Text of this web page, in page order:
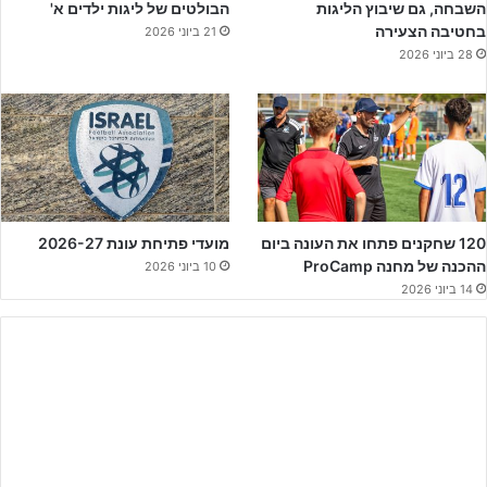
הקבוצה אורי אמיר, האחרון הוציא כדור רוחב ל איתמר שנבל שבגליץ
שלח את הכדור לרשת – 1:0 מוקדם לאורחים מראשון מערב.
קבוצתו שלניר זריפיאןהמשיכה להציג יכולת טובה ובעשר הדקות
האחרונות של משחק העונה,אלרואי זיומגנה הימני של ראשון לציון נגח
כדור קרן הישר לרשת וקבע את תוצאת המשחק -2:0 לאורחים שמנחילים
לבת ים הפסד בכורה בליגה וחולפים על פניהם הישר למקום הראשון
בטבלה.
השבחה, גם שיבוץ הליגות
בחטיבה הצעירה
28 ביוני 2026
הבולטים של ליגות ילדים א'
21 ביוני 2026
120 שחקנים פתחו את העונה ביום
ההכנה של מחנה ProCamp
14 ביוני 2026
מועדי פתיחת עונת 2026-27
10 ביוני 2026